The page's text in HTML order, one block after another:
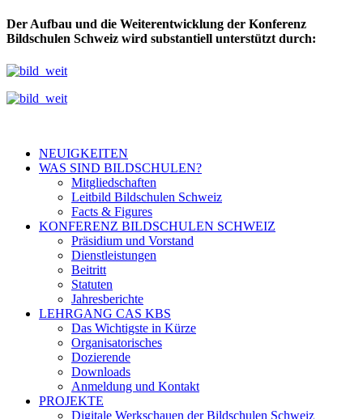
Der Aufbau und die Weiterentwicklung der Konferenz
Bildschulen Schweiz wird substantiell unterstützt durch:
NEUIGKEITEN
WAS SIND BILDSCHULEN?
Mitgliedschaften
Leitbild Bildschulen Schweiz
Facts & Figures
KONFERENZ BILDSCHULEN SCHWEIZ
Präsidium und Vorstand
Dienstleistungen
Beitritt
Statuten
Jahresberichte
LEHRGANG CAS KBS
Das Wichtigste in Kürze
Organisatorisches
Dozierende
Downloads
Anmeldung und Kontakt
PROJEKTE
Digitale Werkschauen der Bildschulen Schweiz